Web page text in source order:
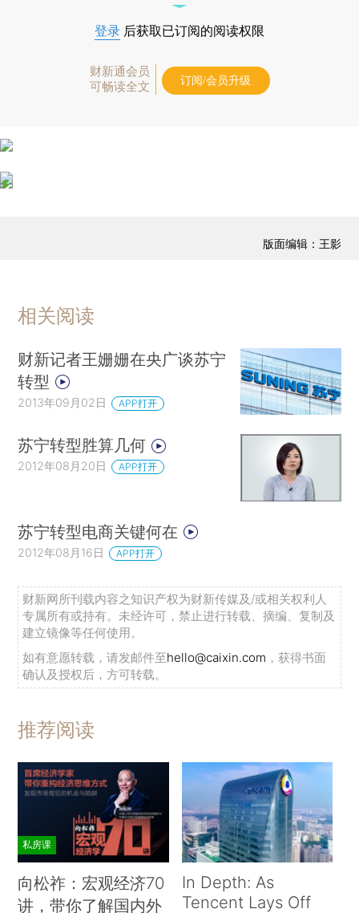
登录 后获取已订阅的阅读权限
财新通会员
可畅读全文
订阅/会员升级
版面编辑：王影
相关阅读
财新记者王姗姗在央广谈苏宁
转型
2013年09月02日 APP打开
苏宁转型胜算几何
2012年08月20日 APP打开
苏宁转型电商关键何在
2012年08月16日 APP打开
财新网所刊载内容之知识产权为财新传媒及/或相关权利人
专属所有或持有。未经许可，禁止进行转载、摘编、复制及
建立镜像等任何使用。
如有意愿转载，请发邮件至hello@caixin.com ，获得书面
确认及授权后，方可转载。
推荐阅读
私房课
向松祚：宏观经济70
讲，带你了解国内外
In Depth: As
Tencent Lays Off